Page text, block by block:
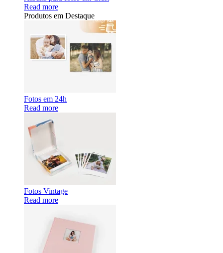
Read more
Produtos em Destaque
Fotos em 24h
Read more
Fotos Vintage
Read more